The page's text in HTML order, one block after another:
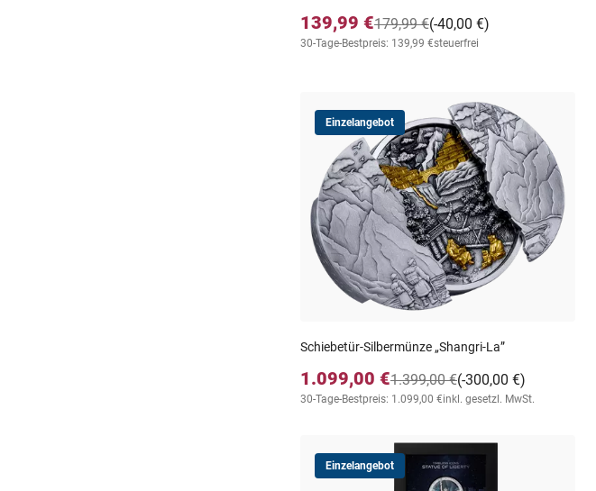
139,99 € (-40,00 €)
179,99 €
30-Tage-Bestpreis: 139,99 €steuerfrei
Einzelangebot
Schiebetür-Silbermünze „Shangri-La”
1.099,00 € (-300,00 €)
1.399,00 €
30-Tage-Bestpreis: 1.099,00 €inkl. gesetzl. MwSt.
Einzelangebot